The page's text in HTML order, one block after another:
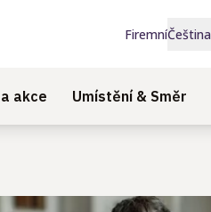
FiremníČeština
akce Umístění & Směr